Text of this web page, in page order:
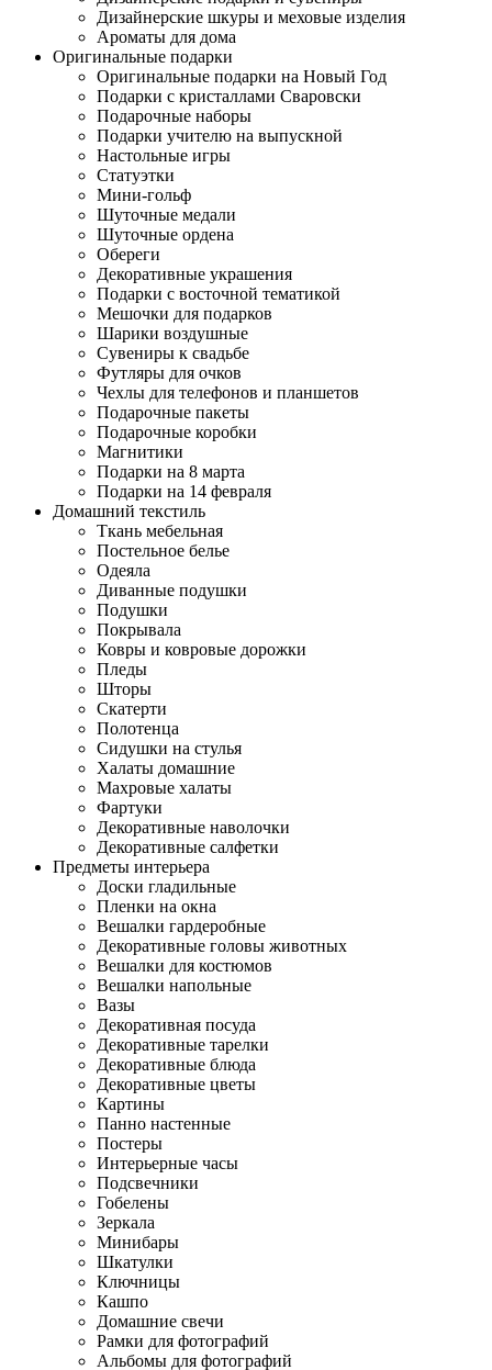
Дизайнерские шкуры и меховые изделия
Ароматы для дома
Оригинальные подарки
Оригинальные подарки на Новый Год
Подарки с кристаллами Сваровски
Подарочные наборы
Подарки учителю на выпускной
Настольные игры
Статуэтки
Мини-гольф
Шуточные медали
Шуточные ордена
Обереги
Декоративные украшения
Подарки с восточной тематикой
Мешочки для подарков
Шарики воздушные
Сувениры к свадьбе
Футляры для очков
Чехлы для телефонов и планшетов
Подарочные пакеты
Подарочные коробки
Магнитики
Подарки на 8 марта
Подарки на 14 февраля
Домашний текстиль
Ткань мебельная
Постельное белье
Одеяла
Диванные подушки
Подушки
Покрывала
Ковры и ковровые дорожки
Пледы
Шторы
Скатерти
Полотенца
Сидушки на стулья
Халаты домашние
Махровые халаты
Фартуки
Декоративные наволочки
Декоративные салфетки
Предметы интерьера
Доски гладильные
Пленки на окна
Вешалки гардеробные
Декоративные головы животных
Вешалки для костюмов
Вешалки напольные
Вазы
Декоративная посуда
Декоративные тарелки
Декоративные блюда
Декоративные цветы
Картины
Панно настенные
Постеры
Интерьерные часы
Подсвечники
Гобелены
Зеркала
Минибары
Шкатулки
Ключницы
Кашпо
Домашние свечи
Рамки для фотографий
Альбомы для фотографий